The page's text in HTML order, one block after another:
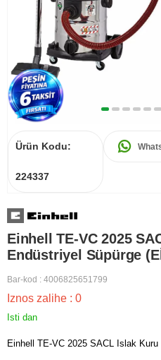
Ürün Kodu:
224337
Einhell TE-VC 2025
Endüstriyel Süpürge
Bar-kod : 4006825651799
Iznos zalihe : 0
Isti dan
Einhell TE-VC 2025 SACL Islak